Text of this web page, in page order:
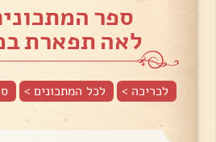
ספר
לאה תפארת
לכריכה > לכל המתכונים >